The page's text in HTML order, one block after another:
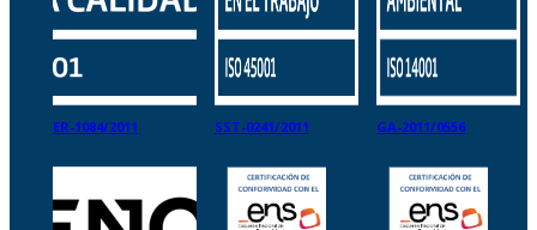
ER-1084/2011 SST-0241/2011 GA-2011/0556